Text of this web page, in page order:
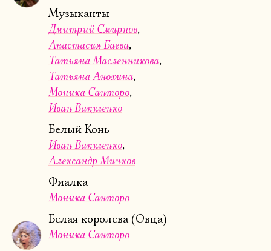
Музыканты
Дмитрий Смирнов
Анастасия Баева
Татьяна Масленникова
Татьяна Анохина
Моника Санторо
Иван Вакуленко
Белый Конь
Иван Вакуленко
Александр Мичков
Фиалка
Моника Санторо
Белая королева (Овца)
Моника Санторо